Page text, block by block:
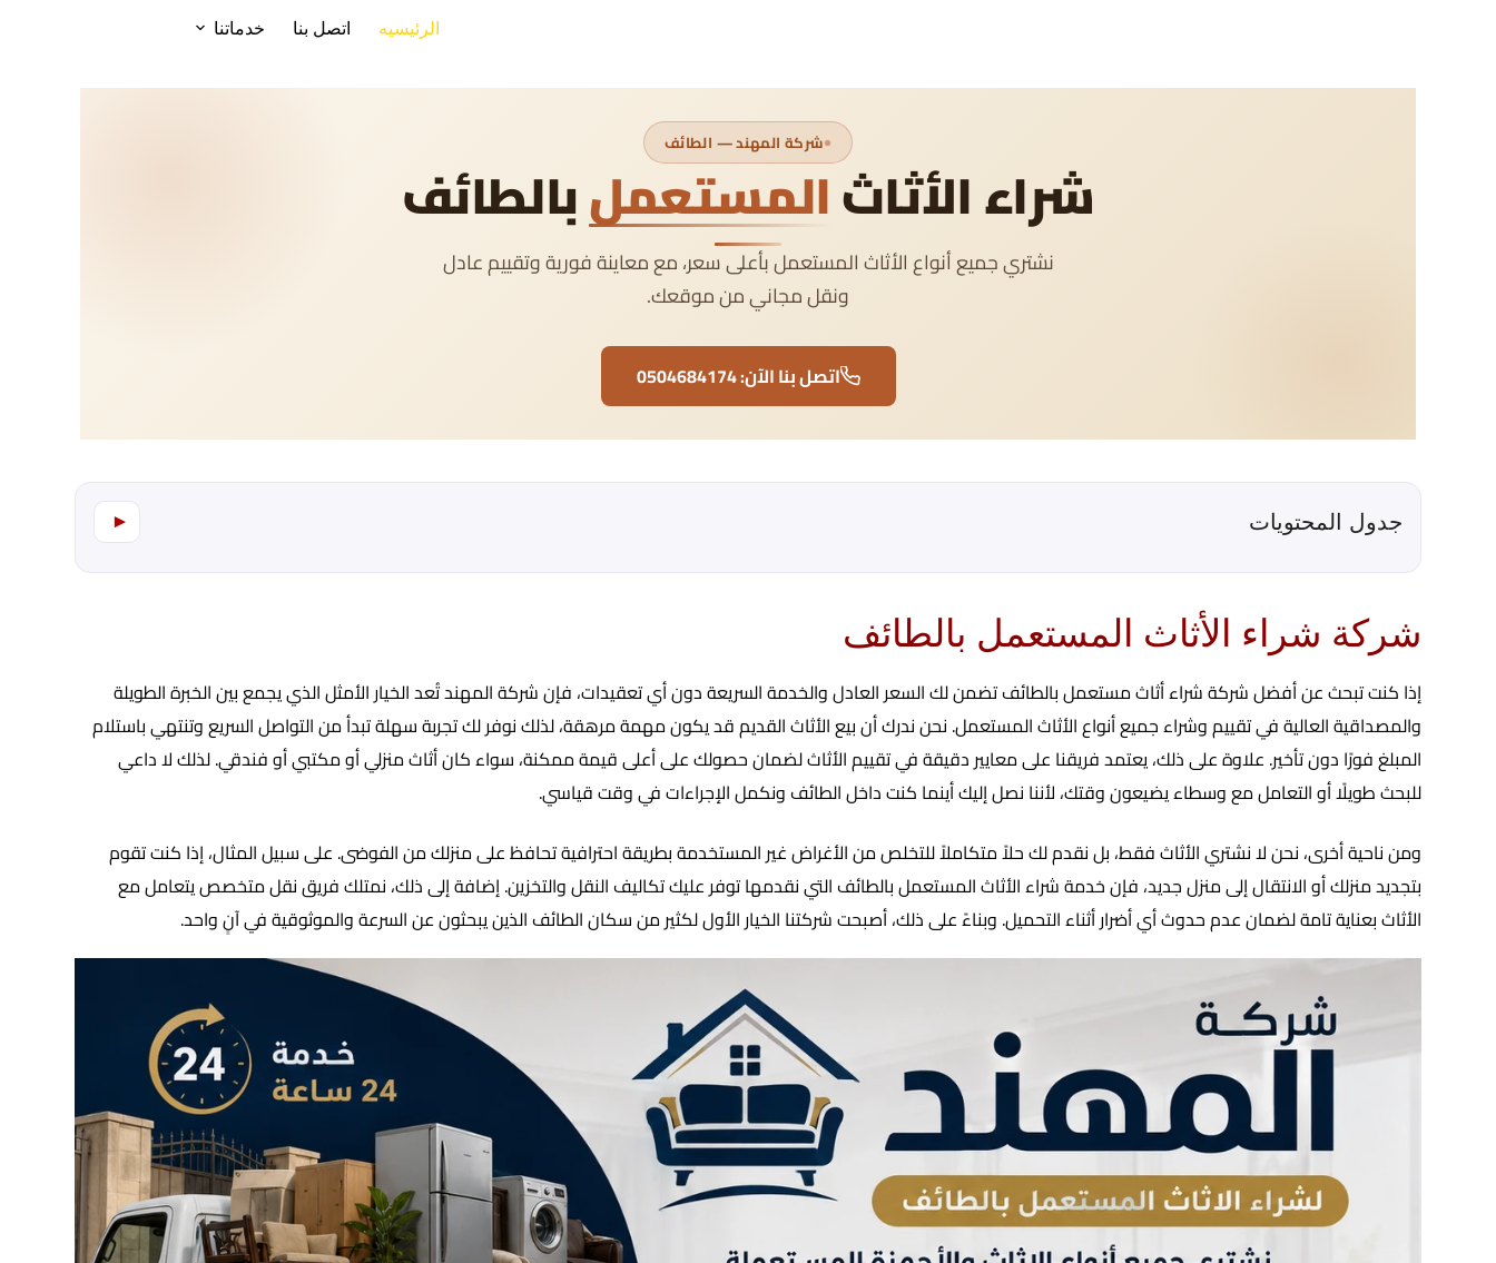
الرئيسيه اتصل بنا خدماتنا
شركة المهند — الطائف
شراء الأثاثالمستعملبالطائف
نشتري جميع أنواع الأثاث المستعمل بأعلى سعر، مع معاينة فورية وتقييم عادل
ونقل مجاني من موقعك.
اتصل بنا الآن: 0504684174
جدول المحتويات ▾
شركة شراء الأثاث المستعمل بالطائف​
إذا كنت تبحث عن أفضل شركة شراء أثاث مستعمل بالطائف تضمن لك السعر العادل والخدمة السريعة دون أي تعقيدات، فإن شركة المهند تُعد الخيار الأمثل الذي يجمع بين الخبرة الطويلة
والمصداقية العالية في تقييم وشراء جميع أنواع الأثاث المستعمل. نحن ندرك أن بيع الأثاث القديم قد يكون مهمة مرهقة، لذلك نوفر لك تجربة سهلة تبدأ من التواصل السريع وتنتهي باستلام
المبلغ فورًا دون تأخير. علاوة على ذلك، يعتمد فريقنا على معايير دقيقة في تقييم الأثاث لضمان حصولك على أعلى قيمة ممكنة، سواء كان أثاث منزلي أو مكتبي أو فندقي. لذلك لا داعي
للبحث طويلًا أو التعامل مع وسطاء يضيعون وقتك، لأننا نصل إليك أينما كنت داخل الطائف ونكمل الإجراءات في وقت قياسي.
ومن ناحية أخرى، نحن لا نشتري الأثاث فقط، بل نقدم لك حلاً متكاملاً للتخلص من الأغراض غير المستخدمة بطريقة احترافية تحافظ على منزلك من الفوضى. على سبيل المثال، إذا كنت تقوم
بتجديد منزلك أو الانتقال إلى منزل جديد، فإن خدمة شراء الأثاث المستعمل بالطائف التي نقدمها توفر عليك تكاليف النقل والتخزين. إضافة إلى ذلك، نمتلك فريق نقل متخصص يتعامل مع
الأثاث بعناية تامة لضمان عدم حدوث أي أضرار أثناء التحميل. وبناءً على ذلك، أصبحت شركتنا الخيار الأول لكثير من سكان الطائف الذين يبحثون عن السرعة والموثوقية في آنٍ واحد.